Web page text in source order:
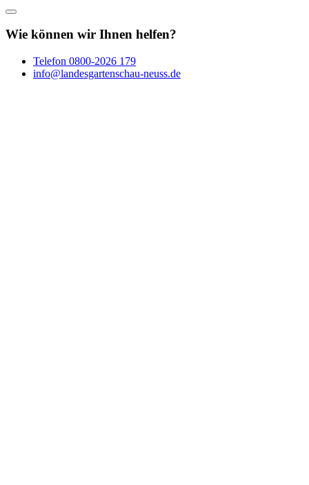
Wie können wir Ihnen helfen?
Telefon 0800-2026 179
info@landesgartenschau-neuss.de